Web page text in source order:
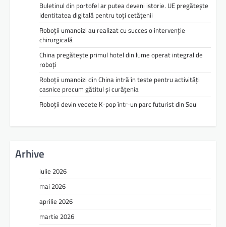
Buletinul din portofel ar putea deveni istorie. UE pregătește
identitatea digitală pentru toți cetățenii
Roboții umanoizi au realizat cu succes o intervenție
chirurgicală
China pregătește primul hotel din lume operat integral de
roboți
Roboții umanoizi din China intră în teste pentru activități
casnice precum gătitul și curățenia
Roboții devin vedete K-pop într-un parc futurist din Seul
Arhive
iulie 2026
mai 2026
aprilie 2026
martie 2026